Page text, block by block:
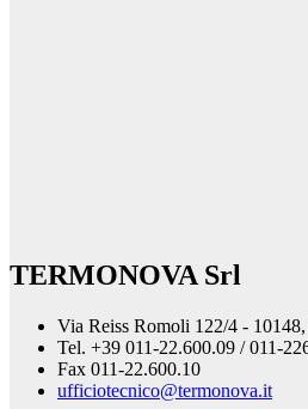
TERMONOVA Srl
Via Reiss Romoli 122/4 -
Tel. +39 011-22.600.09 / 011-
Fax 011-22.600.10
ufficiotecnico@termonova.it